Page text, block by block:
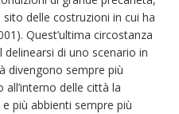
delle costruzioni in cui ha
Quest’ultima circostanza
di uno scenario in
divengono sempre più
delle città la
più abbienti sempre più